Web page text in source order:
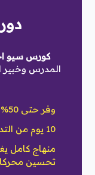
كورس سيو
المدرس وخبير
وفر حتى 50% عند التسجيل خلال العرض
10 يوم من التدريب العملي
منهاج كامل
تحسين